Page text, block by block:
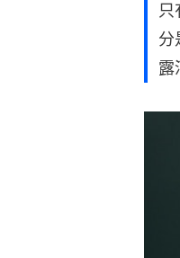
只
分
露